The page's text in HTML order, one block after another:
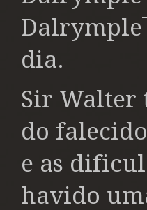
dia.
Sir Walter
do
e as
havido